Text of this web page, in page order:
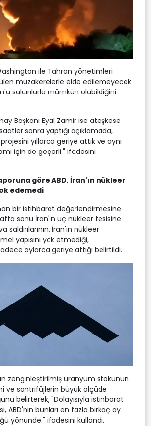
ile Tahran yönetimleri
müzakerelerle elde edilemeyecek
saldırılarla mümkün olabildiğini
Başkanı Eyal Zamir ise ateşkese
sonra yaptığı açıklamada,
yıllarca geriye attık ve aynı
için de geçerli." ifadesini
göre ABD, İran'ın nükleer
edemedi
bir istihbarat değerlendirmesine
sonu İran'ın üç nükleer tesisine
saldırılarının, İran'ın nükleer
yapısını yok etmediği,
aylarca geriye attığı belirtildi.
zenginleştirilmiş uranyum stokunun
ve santrifüjlerin büyük ölçüde
belirterek, "Dolayısıyla istihbarat
ABD'nin bunları en fazla birkaç ay
yönünde." ifadesini kullandı.